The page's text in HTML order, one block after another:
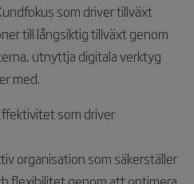
som driver tillväxt
till långsiktig tillväxt genom
utnyttja digitala verktyg
med.
som driver
organisation som säkerställer